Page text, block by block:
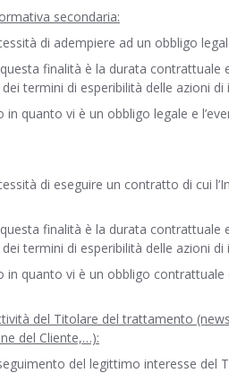
secondaria:
di adempiere ad un obbligo
finalità è la durata
termini di esperibilità delle azioni di
quanto vi è un obbligo legale e
di eseguire un contratto di cui
finalità è la durata
termini di esperibilità delle azioni di
quanto vi è un obbligo
del Titolare del trattamento
del Cliente,…):
del legittimo interesse del